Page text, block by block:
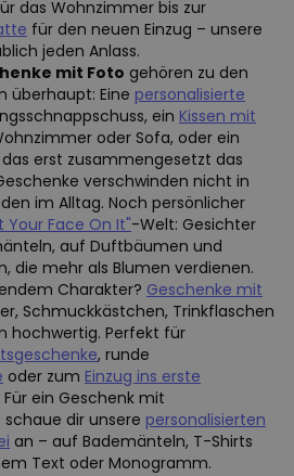
das Wohnzimmer bis zur
für den neuen Einzug – unsere
jeden Anlass.
mit Foto gehören zu den
überhaupt: Eine personalisierte
ein Kissen mit
oder Sofa, oder ein
das erst zusammengesetzt das
verschwinden nicht in
im Alltag. Noch persönlicher
Your Face On It"-Welt: Gesichter
auf Duftbäumen und
die mehr als Blumen verdienen.
Charakter? Geschenke mit
Schmuckkästchen, Trinkflaschen
hochwertig. Perfekt für
, runde
oder zum Einzug ins erste
Für ein Geschenk mit
dir unsere personalisierten
an – auf Bademänteln, T-Shirts
Text oder Monogramm.